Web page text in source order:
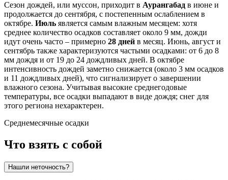
Сезон дождей, или муссон, приходит в Аурангабад в июне и
продолжается до сентября, с постепенным ослаблением в
октябре. Июль является самым влажным месяцем: хотя
среднее количество осадков составляет около 9 мм, дожди
идут очень часто – примерно 28 дней в месяц. Июнь, август и
сентябрь также характеризуются частыми осадками: от 6 до 8
мм дождя и от 19 до 24 дождливых дней. В октябре
интенсивность дождей заметно снижается (около 3 мм осадков
и 11 дождливых дней), что сигнализирует о завершении
влажного сезона. Учитывая высокие среднегодовые
температуры, все осадки выпадают в виде дождя; снег для
этого региона нехарактерен.
Среднемесячные осадки
Что взять с собой
Нашли неточность?